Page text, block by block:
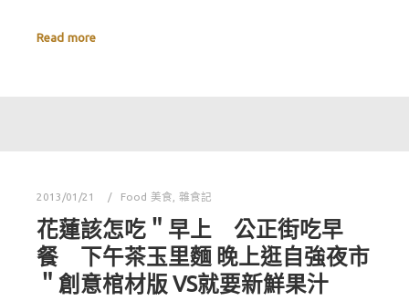
Read more
2013/01/21 Food 美食 雜食記
花蓮該怎吃＂早上 公正街吃早
餐 下午茶玉里麵 晚上逛自強夜市
＂創意棺材版 VS就要新鮮果汁